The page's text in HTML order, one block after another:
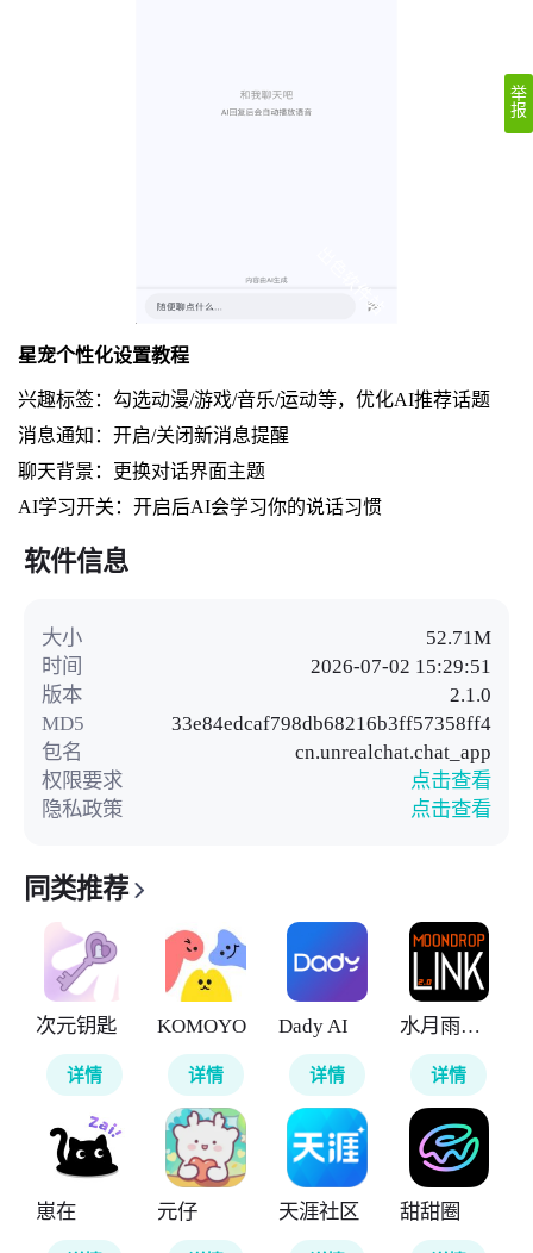
星宠个性化设置教程
兴趣标签：勾选动漫/游戏/音乐/运动等，优化AI推荐话题
消息通知：开启/关闭新消息提醒
聊天背景：更换对话界面主题
AI学习开关：开启后AI会学习你的说话习惯
软件信息
大小
52.71M
时间
2026-07-02 15:29:51
版本
2.1.0
MD5
33e84edcaf798db68216b3ff57358ff4
包名
cn.unrealchat.chat_app
权限要求
点击查看
隐私政策
点击查看
同类推荐
次元钥匙
详情
KOMOYO
详情
Dady AI
详情
水月雨调音软件
详情
崽在 元仔 天涯社区 甜甜圈
举
报